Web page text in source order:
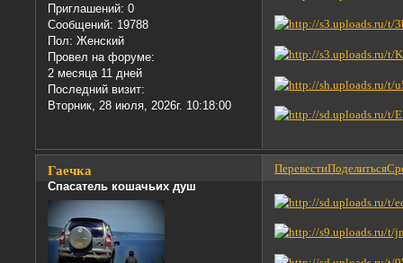
Приглашений: 0
Сообщений: 19788
Пол: Женский
Провел на форуме:
2 месяца 11 дней
Последний визит:
Вторник, 28 июля, 2026г. 10:18:00
ПеревестиПоделиться
Гаечка
Спасатель кошачьих душ